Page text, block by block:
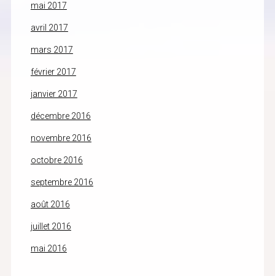
mai 2017
avril 2017
mars 2017
février 2017
janvier 2017
décembre 2016
novembre 2016
octobre 2016
septembre 2016
août 2016
juillet 2016
mai 2016